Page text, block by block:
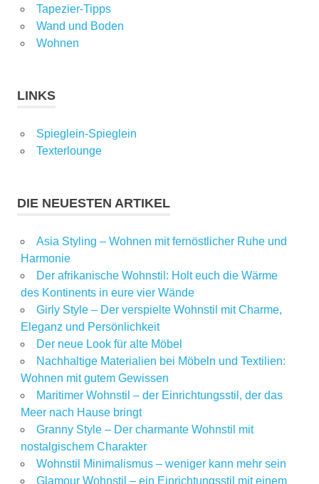
Tapezier-Tipps
Wand und Boden
Wohnen
LINKS
Spieglein-Spieglein
Texterlounge
DIE NEUESTEN ARTIKEL
Asia Styling – Wohnen mit fernöstlicher Ruhe und
Harmonie
Der afrikanische Wohnstil: Holt euch die Wärme
des Kontinents in eure vier Wände
Girly Style – Der verspielte Wohnstil mit Charme,
Eleganz und Persönlichkeit
Der neue Look für alte Möbel
Nachhaltige Materialien bei Möbeln und Textilien:
Wohnen mit gutem Gewissen
Maritimer Wohnstil – der Einrichtungsstil, der das
Meer nach Hause bringt
Granny Style – Der charmante Wohnstil mit
nostalgischem Charakter
Wohnstil Minimalismus – weniger kann mehr sein
Glamour Wohnstil – ein Einrichtungsstil mit einem